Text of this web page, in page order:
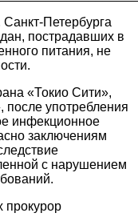
Петербурга
пострадавших в
питания, не
«Токио Сити»,
употребления
инфекционное
заключениям
с нарушением
прокурор